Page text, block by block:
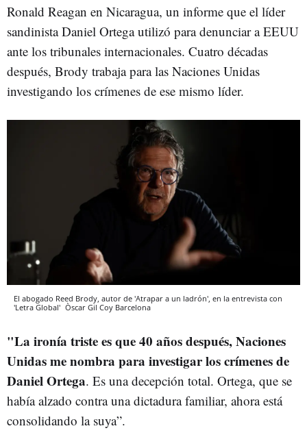
Ronald Reagan en Nicaragua, un informe que el líder
sandinista Daniel Ortega utilizó para denunciar a EEUU
ante los tribunales internacionales. Cuatro décadas
después, Brody trabaja para las Naciones Unidas
investigando los crímenes de ese mismo líder.
El abogado Reed Brody, autor de 'Atrapar a un ladrón', en la entrevista con
'Letra Global' Òscar Gil Coy Barcelona
"La ironía triste es que 40 años después, Naciones
Unidas me nombra para investigar los crímenes de
Daniel Ortega. Es una decepción total. Ortega, que se
había alzado contra una dictadura familiar, ahora está
consolidando la suya”.